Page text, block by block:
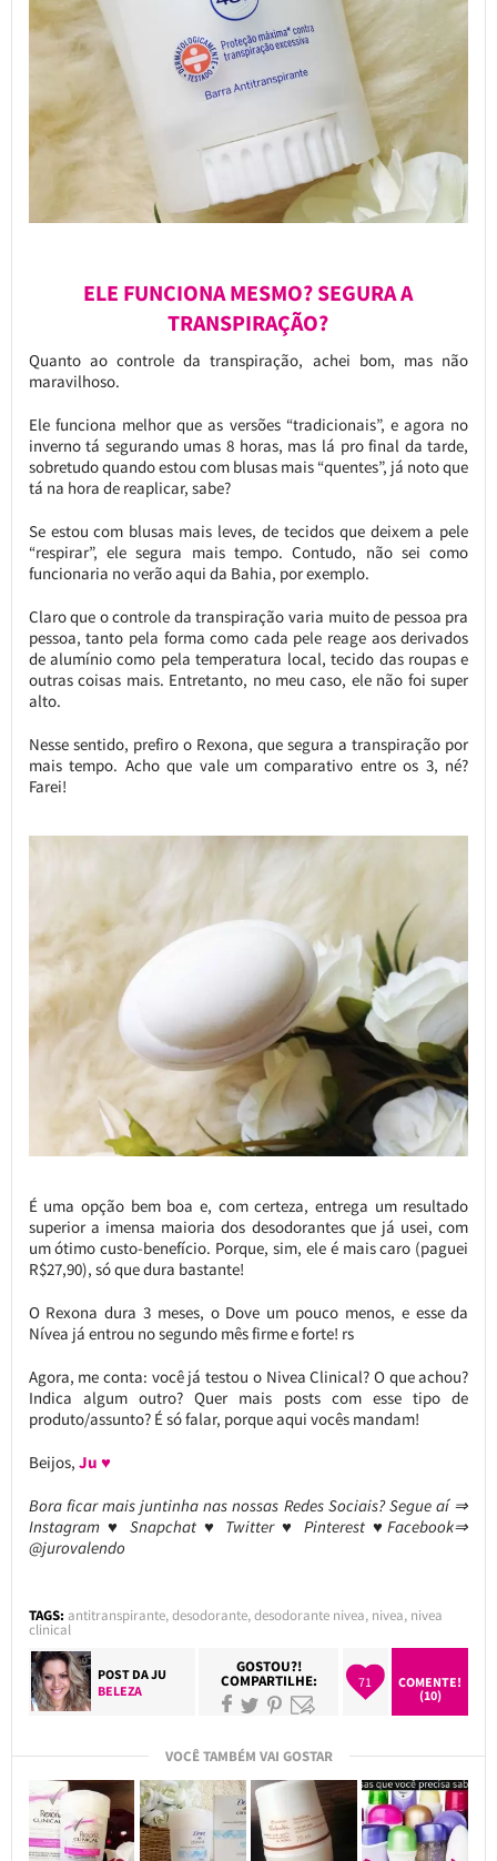
ELE FUNCIONA MESMO? SEGURA A
TRANSPIRAÇÃO?
Quanto ao controle da transpiração, achei bom, mas não
maravilhoso.
Ele funciona melhor que as versões “tradicionais”, e agora no
inverno tá segurando umas 8 horas, mas lá pro final da tarde,
sobretudo quando estou com blusas mais “quentes”, já noto que
tá na hora de reaplicar, sabe?
Se estou com blusas mais leves, de tecidos que deixem a pele
“respirar”, ele segura mais tempo. Contudo, não sei como
funcionaria no verão aqui da Bahia, por exemplo.
Claro que o controle da transpiração varia muito de pessoa pra
pessoa, tanto pela forma como cada pele reage aos derivados
de alumínio como pela temperatura local, tecido das roupas e
outras coisas mais. Entretanto, no meu caso, ele não foi super
alto.
Nesse sentido, prefiro o Rexona, que segura a transpiração por
mais tempo. Acho que vale um comparativo entre os 3, né?
Farei!
É uma opção bem boa e, com certeza, entrega um resultado
superior a imensa maioria dos desodorantes que já usei, com
um ótimo custo-benefício. Porque, sim, ele é mais caro (paguei
R$27,90), só que dura bastante!
O Rexona dura 3 meses, o Dove um pouco menos, e esse da
Nívea já entrou no segundo mês firme e forte! rs
Agora, me conta: você já testou o Nivea Clinical? O que achou?
Indica algum outro? Quer mais posts com esse tipo de
produto/assunto? É só falar, porque aqui vocês mandam!
Beijos, Ju ♥
Bora ficar mais juntinha nas nossas Redes Sociais? Segue aí ⇒
Instagram ♥ Snapchat ♥ Twitter ♥ Pinterest ♥Facebook⇒
@jurovalendo
TAGS: antitranspirante,desodorante,desodorante nivea, nivea, nivea
clinical
POST DAJU
BELEZA
GOSTOU?!
COMPARTILHE: 71
COMENTE!
(10)
VOCÊ TAMBÉM VAI GOSTAR